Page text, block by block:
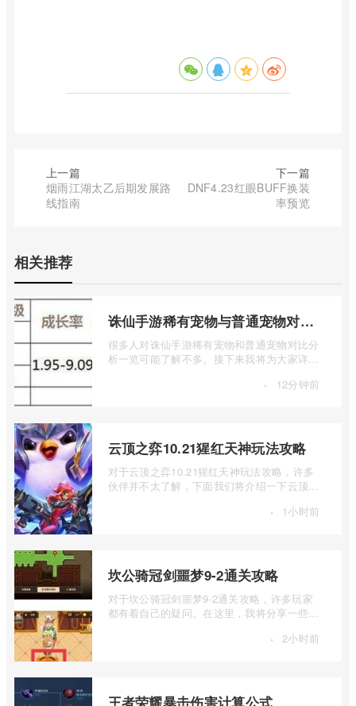
上一篇
烟雨江湖太乙后期发展路
线指南
下一篇
DNF4.23红眼BUFF换装
率预览
相关推荐
诛仙手游稀有宠物与普通宠物对比分析
很多人对诛仙手游稀有宠物和普通宠物对比分
析一览可能了解不多。接下来我将为大家详细
· 12分钟前
云顶之弈10.21猩红天神玩法攻略
对于云顶之弈10.21猩红天神玩法攻略，许多
伙伴并不太了解，下面我们将介绍一下云顶之
· 1小时前
坎公骑冠剑噩梦9-2通关攻略
对于坎公骑冠剑噩梦9-2通关攻略，许多玩家
都有着自己的疑问。在这里，我将分享一些关
· 2小时前
王者荣耀暴击伤害计算公式